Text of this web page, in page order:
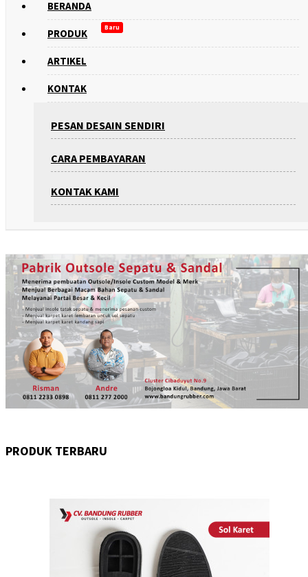
BERANDA
PRODUK Baru
ARTIKEL
KONTAK
PESAN DESAIN SENDIRI
CARA PEMBAYARAN
KONTAK KAMI
PRODUK TERBARU